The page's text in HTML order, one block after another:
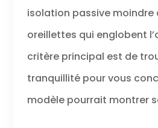
isolation passive moindre
oreillettes qui englobent
critère principal est de
tranquillité pour vous
modèle pourrait montrer